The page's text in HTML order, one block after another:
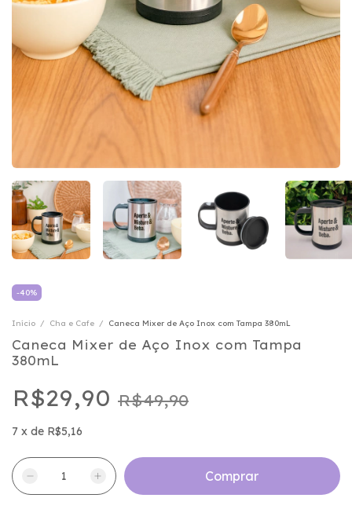
-40%
Início / Cha e Cafe / Caneca Mixer de Aço Inox com Tampa 380mL
Caneca Mixer de Aço Inox com Tampa
380mL
R$29,90 R$49,90
7 x de R$5,16